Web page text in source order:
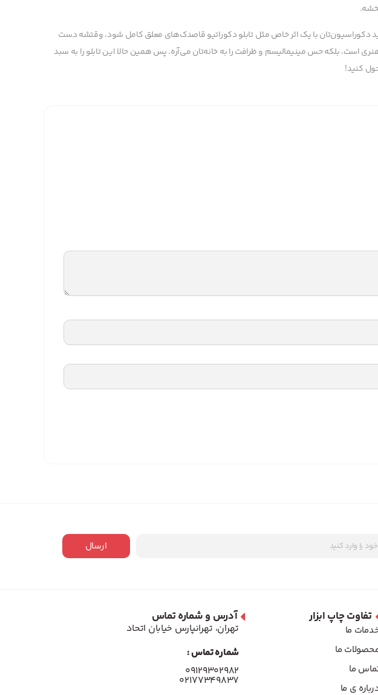
دکوراسیون‌تان با یک اثر خاص مثل تابلو دکوراتیو قاصدک‌های معلق کامل شود، وقتشه دست
است، بلکه حس مینیمالیسم و ظرافت را به خانه‌تان می‌آره. پس همین حالا این تابلو را به سبد
کنید!
ارسال
تفاوت چاپ ابزار
ما
ما
ما
ی ما
آدرس و شماره تماس
تهران، تهرانپارس خیابان اتحاد
شماره تماس :
۰۹۱۲۹۳۰۲۹۸۲
۰۲۱۷۷۳۴۹۸۳۷